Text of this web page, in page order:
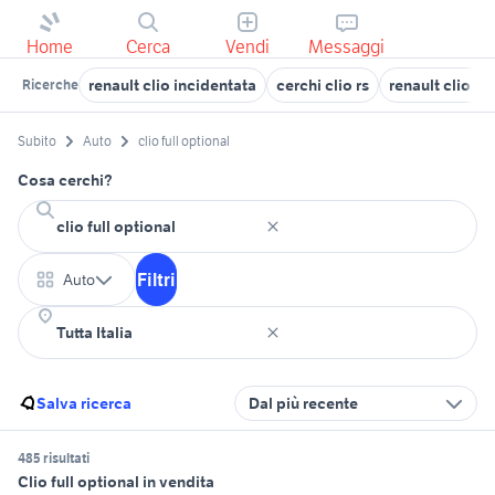
Home Cerca Vendi Messaggi
Ricerche renault clio incidentata cerchi clio rs renault clio
Subito Auto clio full optional
Cosa cerchi?
Auto Filtri
Salva ricerca Dal più recente
485 risultati
Clio full optional in vendita